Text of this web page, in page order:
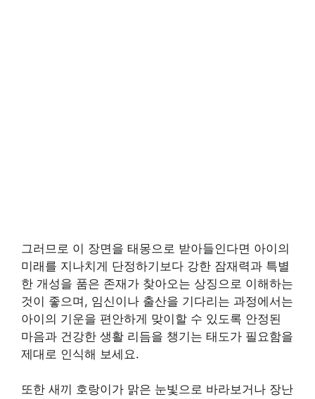
그러므로 이 장면을 태몽으로 받아들인다면 아이의
미래를 지나치게 단정하기보다 강한 잠재력과 특별
한 개성을 품은 존재가 찾아오는 상징으로 이해하는
것이 좋으며, 임신이나 출산을 기다리는 과정에서는
아이의 기운을 편안하게 맞이할 수 있도록 안정된
마음과 건강한 생활 리듬을 챙기는 태도가 필요함을
제대로 인식해 보세요.
또한 새끼 호랑이가 맑은 눈빛으로 바라보거나 장난